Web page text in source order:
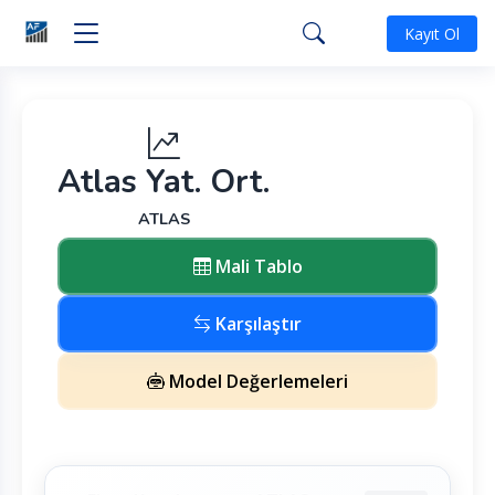
Kayıt Ol
Atlas Yat. Ort.
ATLAS
Mali Tablo
Karşılaştır
Model Değerlemeleri